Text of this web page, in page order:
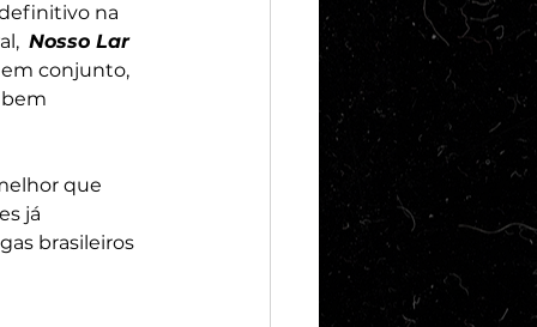
na
Nosso Lar
conjunto,
que
já
brasileiros